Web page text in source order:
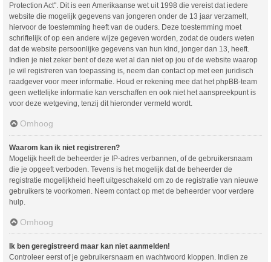
Protection Act". Dit is een Amerikaanse wet uit 1998 die vereist dat iedere
website die mogelijk gegevens van jongeren onder de 13 jaar verzamelt,
hiervoor de toestemming heeft van de ouders. Deze toestemming moet
schriftelijk of op een andere wijze gegeven worden, zodat de ouders weten
dat de website persoonlijke gegevens van hun kind, jonger dan 13, heeft.
Indien je niet zeker bent of deze wet al dan niet op jou of de website waarop
je wil registreren van toepassing is, neem dan contact op met een juridisch
raadgever voor meer informatie. Houd er rekening mee dat het phpBB-team
geen wettelijke informatie kan verschaffen en ook niet het aanspreekpunt is
voor deze wetgeving, tenzij dit hieronder vermeld wordt.
Omhoog
Waarom kan ik niet registreren?
Mogelijk heeft de beheerder je IP-adres verbannen, of de gebruikersnaam
die je opgeeft verboden. Tevens is het mogelijk dat de beheerder de
registratie mogelijkheid heeft uitgeschakeld om zo de registratie van nieuwe
gebruikers te voorkomen. Neem contact op met de beheerder voor verdere
hulp.
Omhoog
Ik ben geregistreerd maar kan niet aanmelden!
Controleer eerst of je gebruikersnaam en wachtwoord kloppen. Indien ze